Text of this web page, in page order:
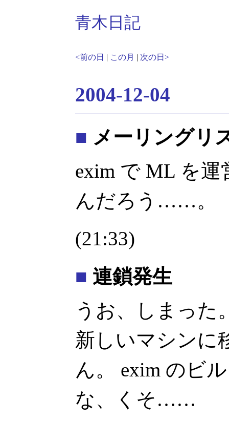
青木日記
<前の日 | この月 | 次の日>
2004-12-04
■ メーリングリ
exim で ML を
んだろう……。
(21:33)
■ 連鎖発生
うお、しまった
新しいマシンに
ん。 exim のビ
な、くそ……